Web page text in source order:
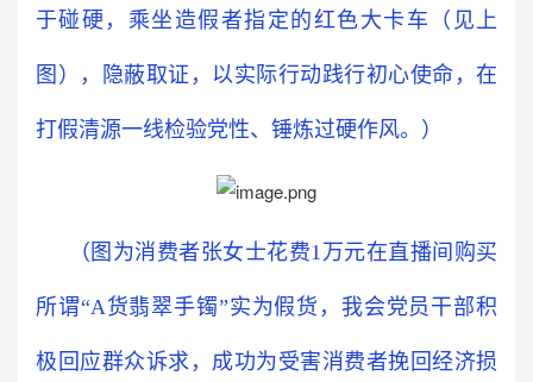
于碰硬，乘坐造假者指定的红色大卡车（见上
图），隐蔽取证，以实际行动践行初心使命，在
打假清源一线检验党性、锤炼过硬作风。）
（图为消费者张女士花费1万元在直播间购买
所谓“A货翡翠手镯”实为假货，我会党员干部积
极回应群众诉求，成功为受害消费者挽回经济损